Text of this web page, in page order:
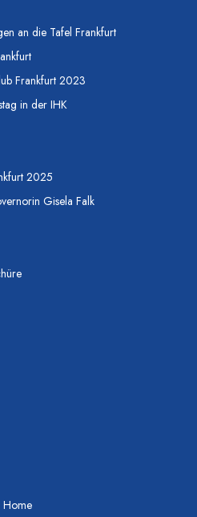
an die Tafel Frankfurt
Frankfurt 2023
in der IHK
2025
Gisela Falk
Home